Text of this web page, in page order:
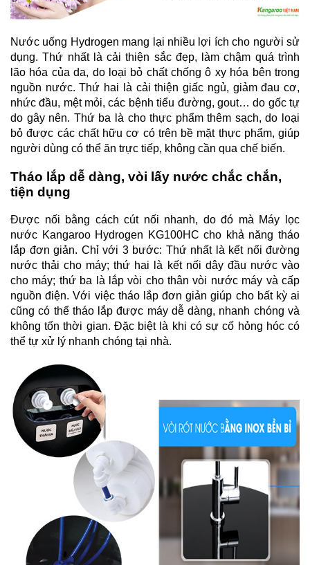
Nước uống Hydrogen mang lại nhiều lợi ích cho người sử
dụng. Thứ nhất là cải thiện sắc đẹp, làm chậm quá trình
lão hóa của da, do loại bỏ chất chống ô xy hóa bên trong
nguồn nước. Thứ hai là cải thiện giấc ngủ, giảm đau cơ,
nhức đầu, mệt mỏi, các bệnh tiểu đường, gout… do gốc tự
do gây nên. Thứ ba là cho thực phẩm thêm sạch, do loại
bỏ được các chất hữu cơ có trên bề mặt thực phẩm, giúp
người dùng có thể ăn trực tiếp, không cần qua chế biến.
Tháo lắp dễ dàng, vòi lấy nước chắc chắn,
tiện dụng
Được nối bằng cách cút nối nhanh, do đó mà Máy lọc
nước Kangaroo Hydrogen KG100HC cho khả năng tháo
lắp đơn giản. Chỉ với 3 bước: Thứ nhất là kết nối đường
nước thải cho máy; thứ hai là kết nối dây đầu nước vào
cho máy; thứ ba là lắp vòi cho thân vòi nước máy và cấp
nguồn điện. Với việc tháo lắp đơn giản giúp cho bất kỳ ai
cũng có thể tháo lắp được máy dễ dàng, nhanh chóng và
không tốn thời gian. Đặc biệt là khi có sự cố hỏng hóc có
thể tự xử lý nhanh chóng tại nhà.